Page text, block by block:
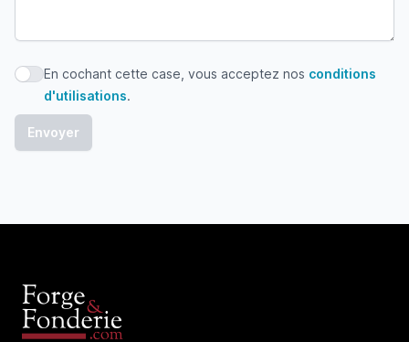
En cochant cette case, vous acceptez nos conditions
En cochant cette case, vous acceptez nos conditions
d'utilisations.